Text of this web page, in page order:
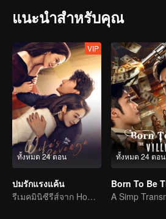
แนะนำสำหรับคุณ
ทั้งหมด 24 ตอน
VIP
ปมรักแรงแค้น
รีเมคมินิซีรีส์จาก Home Temptation
ทั้งหมด 24 ตอน